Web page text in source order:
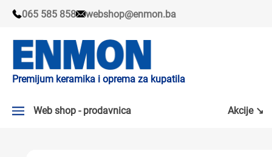
065 585 858 webshop@enmon.ba
Premijum keramika i oprema za kupatila
Web shop - prodavnica Akcije ↘